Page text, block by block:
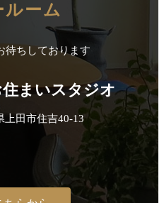
ルーム
待ちしております
まいスタジオ
田市住吉40-13